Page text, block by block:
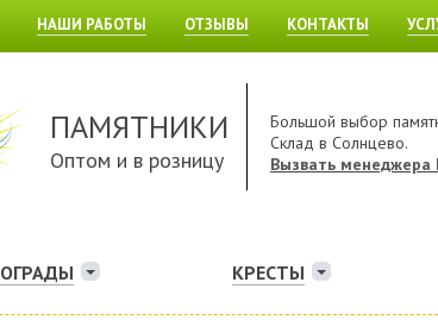
НАШИ РАБОТЫ ОТЗЫВЫ КОНТАКТЫ
ПАМЯТНИКИ
Оптом и в розницу
Большой выбор
Склад в Солнцево.
Вызвать
ОГРАДЫ КРЕСТЫ